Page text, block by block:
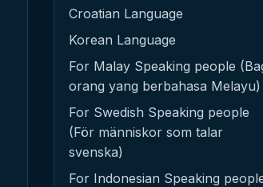
Croatian Language
Korean Language
For Malay Speaking people
orang yang berbahasa Melayu)
For Swedish Speaking people
(För människor som talar
svenska)
For Indonesian Speaking